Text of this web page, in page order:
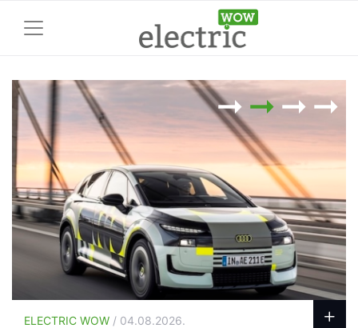
ELECTRIC WOW / 04.08.2026.